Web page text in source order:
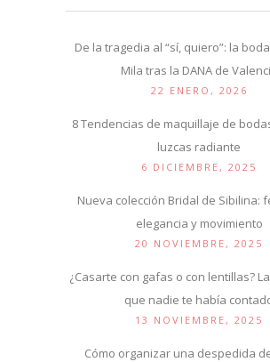
De la tragedia al “sí, quiero”: la
Mila tras la DANA de
22 ENERO, 2026
8 Tendencias de maquillaje de
luzcas radiante
6 DICIEMBRE, 2025
Nueva colección Bridal de Sibilina:
elegancia y movimiento
20 NOVIEMBRE, 2025
¿Casarte con gafas o con lentillas?
que nadie te había
13 NOVIEMBRE, 2025
Cómo organizar una despedida